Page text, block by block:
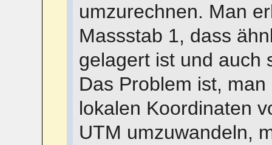
umzurechnen. Man
Massstab 1, dass
gelagert ist und auch
Das Problem ist,
lokalen Koordinaten
UTM umzuwandeln,